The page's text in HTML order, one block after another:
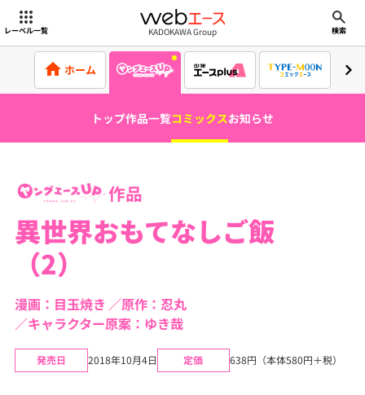
レーベル一覧 webエース
KADOKAWA Group 検索
ホーム
トップ作品一覧コミックスお知らせ
作品
異世界おもてなしご飯
（2）
漫画：目玉焼き
原作：忍丸
キャラクター原案：ゆき哉
発売日 2018年10月4日 定価 638円（本体580円＋税）